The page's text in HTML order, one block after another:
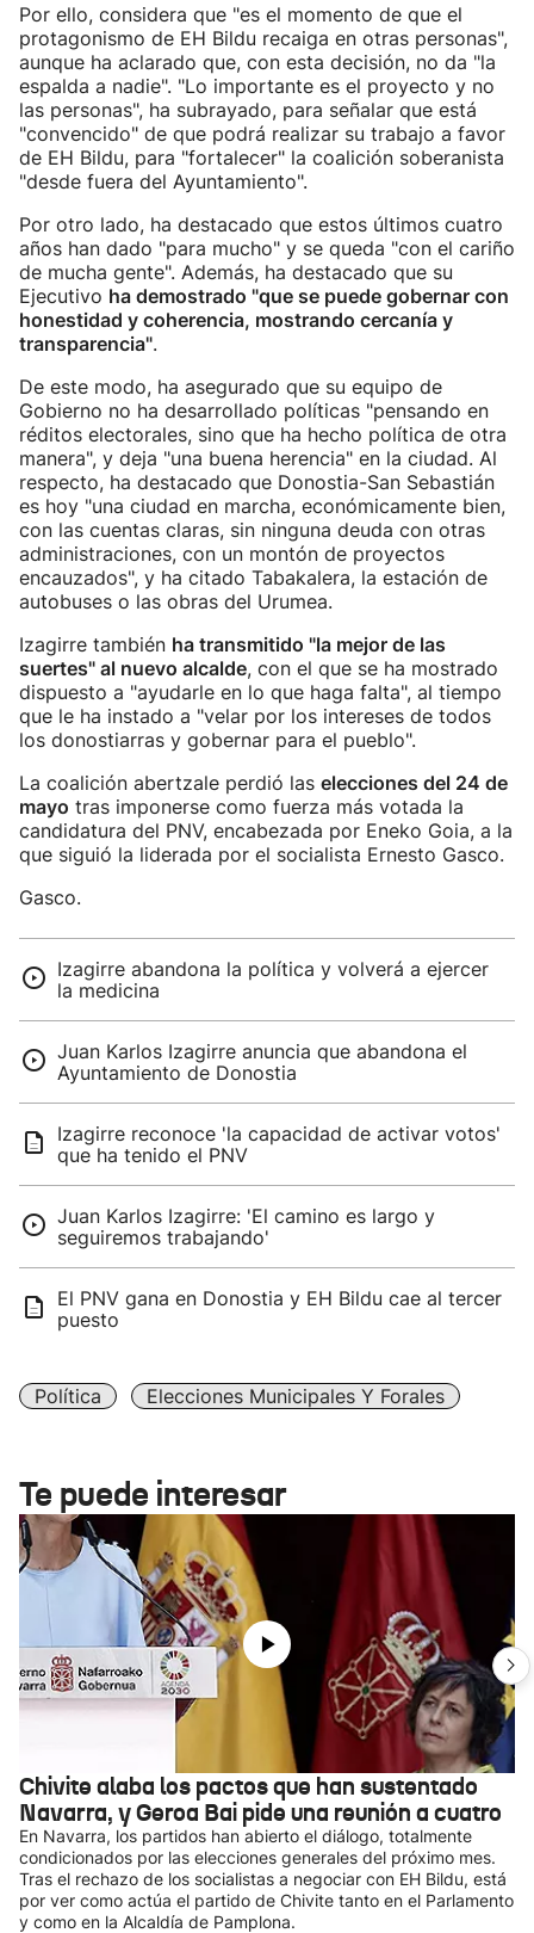
Por ello, considera que "es el momento de que el
protagonismo de EH Bildu recaiga en otras personas",
aunque ha aclarado que, con esta decisión, no da "la
espalda a nadie". "Lo importante es el proyecto y no
las personas", ha subrayado, para señalar que está
"convencido" de que podrá realizar su trabajo a favor
de EH Bildu, para "fortalecer" la coalición soberanista
"desde fuera del Ayuntamiento".
Por otro lado, ha destacado que estos últimos cuatro
años han dado "para mucho" y se queda "con el cariño
de mucha gente". Además, ha destacado que su
Ejecutivo ha demostrado "que se puede gobernar con
honestidad y coherencia, mostrando cercanía y
transparencia".
De este modo, ha asegurado que su equipo de
Gobierno no ha desarrollado políticas "pensando en
réditos electorales, sino que ha hecho política de otra
manera", y deja "una buena herencia" en la ciudad. Al
respecto, ha destacado que Donostia-San Sebastián
es hoy "una ciudad en marcha, económicamente bien,
con las cuentas claras, sin ninguna deuda con otras
administraciones, con un montón de proyectos
encauzados", y ha citado Tabakalera, la estación de
autobuses o las obras del Urumea.
Izagirre también ha transmitido "la mejor de las
suertes" al nuevo alcalde, con el que se ha mostrado
dispuesto a "ayudarle en lo que haga falta", al tiempo
que le ha instado a "velar por los intereses de todos
los donostiarras y gobernar para el pueblo".
La coalición abertzale perdió las elecciones del 24 de
mayo tras imponerse como fuerza más votada la
candidatura del PNV, encabezada por Eneko Goia, a la
que siguió la liderada por el socialista Ernesto Gasco.
Gasco.
Izagirre abandona la política y volverá a ejercer
la medicina
Juan Karlos Izagirre anuncia que abandona el
Ayuntamiento de Donostia
Izagirre reconoce 'la capacidad de activar votos'
que ha tenido el PNV
Juan Karlos Izagirre: 'El camino es largo y
seguiremos trabajando'
El PNV gana en Donostia y EH Bildu cae al tercer
puesto
Política Elecciones Municipales Y Forales
Te puede interesar
Chivite alaba los pactos que han sustentado
Navarra, y Geroa Bai pide una reunión a cuatro
En Navarra, los partidos han abierto el diálogo, totalmente
condicionados por las elecciones generales del próximo mes.
Tras el rechazo de los socialistas a negociar con EH Bildu, está
por ver como actúa el partido de Chivite tanto en el Parlamento
y como en la Alcaldía de Pamplona.